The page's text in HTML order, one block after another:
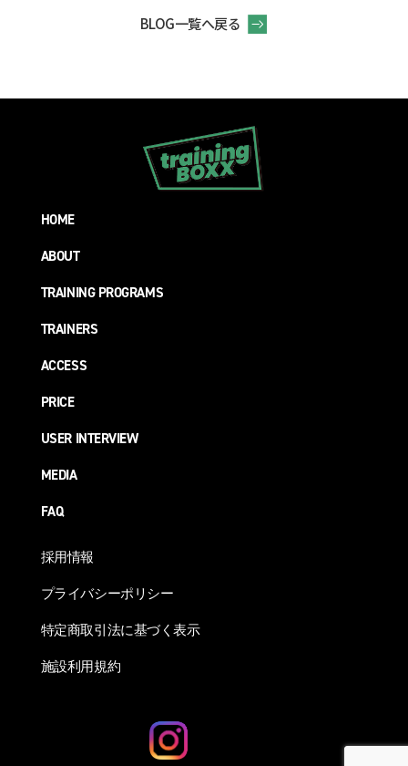
BLOG一覧へ戻る
HOME
ABOUT
TRAINING PROGRAMS
TRAINERS
ACCESS
PRICE
USER INTERVIEW
MEDIA
FAQ
採用情報
プライバシーポリシー
特定商取引法に基づく表示
施設利用規約